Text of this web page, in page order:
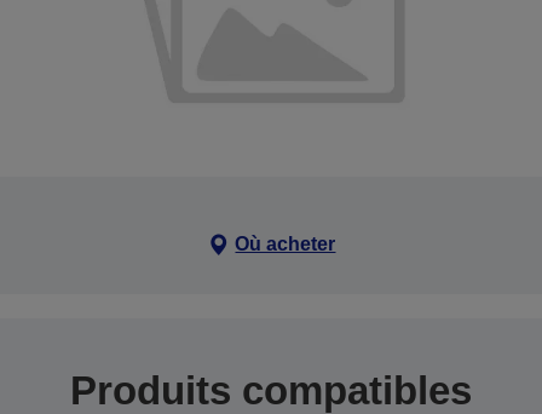
Où acheter
Produits compatibles